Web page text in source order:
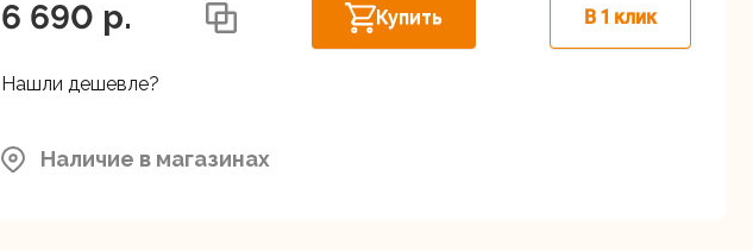
6 690 p. Купить В 1 клик
Нашли дешевле?
Наличие в магазинах
Забыли пароль?